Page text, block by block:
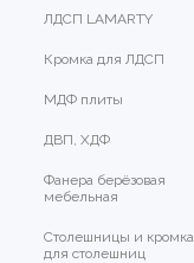
ЛДСП LAMARTY
Кромка для ЛДСП
МДФ плиты
ДВП, ХДФ
Фанера берёзовая
мебельная
Столешницы и кромка
для столешниц